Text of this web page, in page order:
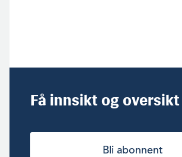
Få innsikt og oversikt
Bli abonnent